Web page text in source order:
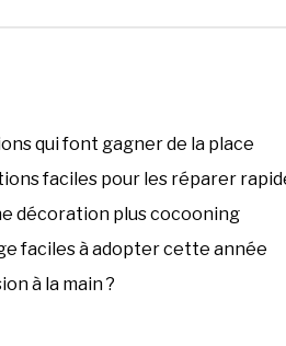
qui font gagner de la place
faciles pour les réparer
décoration plus cocooning
faciles à adopter cette année
à la main ?